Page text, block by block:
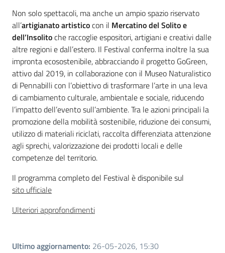
Non solo spettacoli, ma anche un ampio spazio riservato
all’artigianato artisticocon il Mercatino del Solito e
dell’Insolitoche raccoglie espositori, artigiani e creativi dalle
altre regioni e dall’estero. Il Festival conferma inoltre la sua
impronta ecosostenibile, abbracciando il progetto GoGreen,
attivo dal 2019, in collaborazione con il Museo Naturalistico
di Pennabilli con l’obiettivo di trasformare l’arte in una leva
di cambiamento culturale, ambientale e sociale, riducendo
l’impatto dell’evento sull’ambiente. Tra le azioni principali la
promozione della mobilità sostenibile, riduzione dei consumi,
utilizzo di materiali riciclati, raccolta differenziata attenzione
agli sprechi, valorizzazione dei prodotti locali e delle
competenze del territorio.
Il programma completo del Festival è disponibile sul
sito ufficiale
Ulteriori approfondimenti
Ultimo aggiornamento: 26-05-2026, 15:30